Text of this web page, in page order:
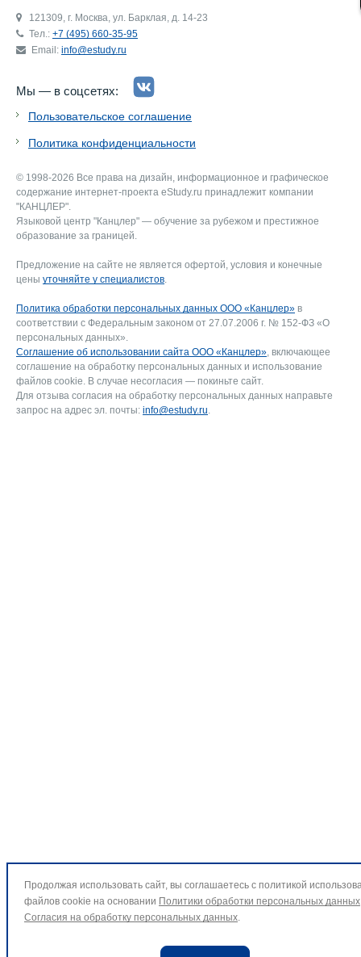
121309, г. Москва, ул. Барклая, д. 14-23
Тел.: +7 (495) 660-35-95
Email: info@estudy.ru
Мы — в соцсетях:
Пользовательское соглашение
Политика конфиденциальности
© 1998-2026 Все права на дизайн, информационное и графическое
содержание интернет-проекта eStudy.ru принадлежит компании
"КАНЦЛЕР".
Языковой центр "Канцлер" — обучение за рубежом и престижное
образование за границей.
Предложение на сайте не является офертой, условия и конечные
цены уточняйте у специалистов.
Политика обработки персональных данных ООО «Канцлер» в
соответствии с Федеральным законом от 27.07.2006 г. № 152-ФЗ «О
персональных данных».
Соглашение об использовании сайта ООО «Канцлер», включающее
соглашение на обработку персональных данных и использование
файлов cookie. В случае несогласия — покиньте сайт.
Для отзыва согласия на обработку персональных данных направьте
запрос на адрес эл. почты: info@estudy.ru.
Продолжая использовать сайт, вы соглашаетесь с политикой
файлов cookie на основании Политики обработки персональных данных
Согласия на обработку персональных данных.